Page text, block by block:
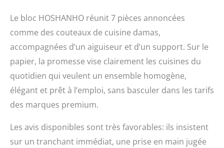
Le bloc HOSHANHO réunit 7 pièces annoncées
comme des couteaux de cuisine damas,
accompagnées d’un aiguiseur et d’un support. Sur le
papier, la promesse vise clairement les cuisines du
quotidien qui veulent un ensemble homogène,
élégant et prêt à l’emploi, sans basculer dans les tarifs
des marques premium.
Les avis disponibles sont très favorables: ils insistent
sur un tranchant immédiat, une prise en main jugée